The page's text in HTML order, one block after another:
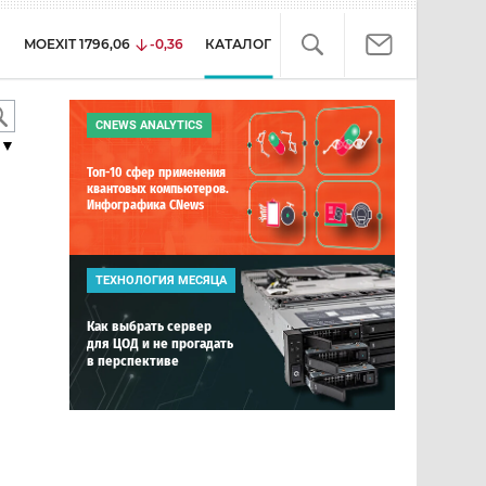
MOEXIT 1796,06 -0,36 КАТАЛОГ
CNEWS ANALYTICS
Топ-10 сфер применения
квантовых компьютеров.
Инфографика CNews
ТЕХНОЛОГИЯ МЕСЯЦА
Как выбрать сервер
для ЦОД и не прогадать
в перспективе